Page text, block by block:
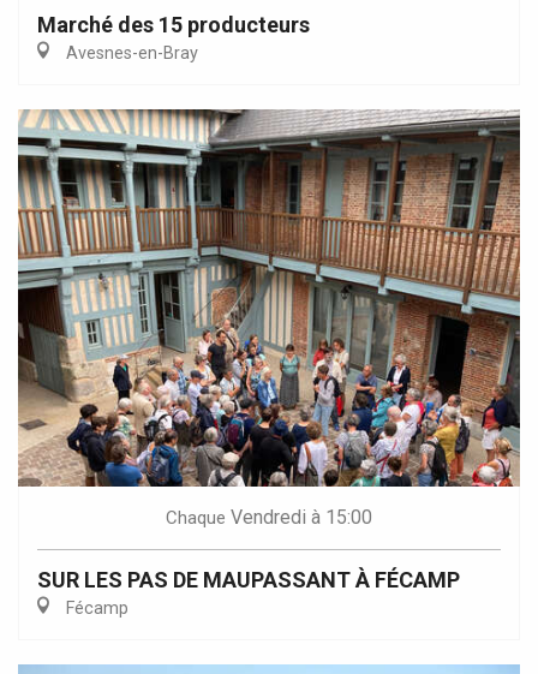
Marché des 15 producteurs
Avesnes-en-Bray
Chaque Vendredi à 15:00
SUR LES PAS DE MAUPASSANT À FÉCAMP
Fécamp